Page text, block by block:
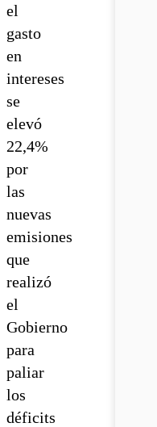
el
gasto
en
intereses
se
elevó
22,4%
por
las
nuevas
emisiones
que
realizó
el
Gobierno
para
paliar
los
déficits